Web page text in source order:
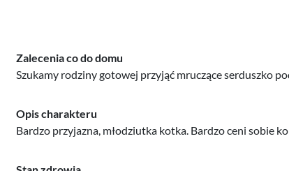
Zalecenia co do domu
Szukamy rodziny gotowej przyjąć mruczące serduszko
Opis charakteru
Bardzo przyjazna, młodziutka kotka. Bardzo ceni sobie